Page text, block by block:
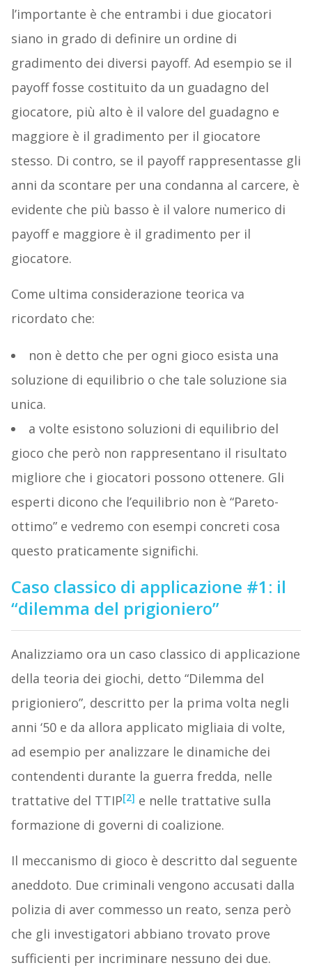
l’importante è che entrambi i due giocatori
siano in grado di definire un ordine di
gradimento dei diversi payoff. Ad esempio se il
payoff fosse costituito da un guadagno del
giocatore, più alto è il valore del guadagno e
maggiore è il gradimento per il giocatore
stesso. Di contro, se il payoff rappresentasse gli
anni da scontare per una condanna al carcere, è
evidente che più basso è il valore numerico di
payoff e maggiore è il gradimento per il
giocatore.
Come ultima considerazione teorica va
ricordato che:
non è detto che per ogni gioco esista una
soluzione di equilibrio o che tale soluzione sia
unica.
a volte esistono soluzioni di equilibrio del
gioco che però non rappresentano il risultato
migliore che i giocatori possono ottenere. Gli
esperti dicono che l’equilibrio non è “Pareto-
ottimo” e vedremo con esempi concreti cosa
questo praticamente significhi.
Caso classico di applicazione #1: il
“dilemma del prigioniero”
Analizziamo ora un caso classico di applicazione
della teoria dei giochi, detto “Dilemma del
prigioniero”, descritto per la prima volta negli
anni ‘50 e da allora applicato migliaia di volte,
ad esempio per analizzare le dinamiche dei
contendenti durante la guerra fredda, nelle
trattative del TTIP[2] e nelle trattative sulla
formazione di governi di coalizione.
Il meccanismo di gioco è descritto dal seguente
aneddoto. Due criminali vengono accusati dalla
polizia di aver commesso un reato, senza però
che gli investigatori abbiano trovato prove
sufficienti per incriminare nessuno dei due.